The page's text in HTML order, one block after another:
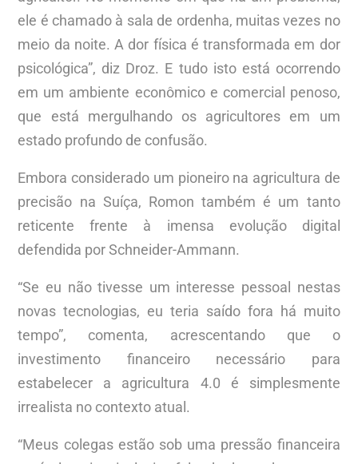
ele é chamado à sala de ordenha, muitas vezes no
meio da noite. A dor física é transformada em dor
psicológica”, diz Droz. E tudo isto está ocorrendo
em um ambiente econômico e comercial penoso,
que está mergulhando os agricultores em um
estado profundo de confusão.
Embora considerado um pioneiro na agricultura de
precisão na Suíça, Romon também é um tanto
reticente frente à imensa evolução digital
defendida por Schneider-Ammann.
“Se eu não tivesse um interesse pessoal nestas
novas tecnologias, eu teria saído fora há muito
tempo”, comenta, acrescentando que o
investimento financeiro necessário para
estabelecer a agricultura 4.0 é simplesmente
irrealista no contexto atual.
“Meus colegas estão sob uma pressão financeira